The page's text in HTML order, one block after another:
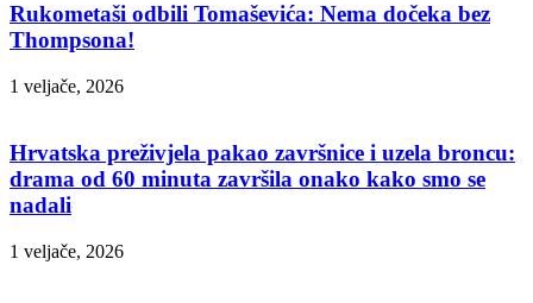
Rukometaši odbili Tomaševića: Nema dočeka bez
Thompsona!
1 veljače, 2026
Hrvatska preživjela pakao završnice i uzela broncu:
drama od 60 minuta završila onako kako smo se
nadali
1 veljače, 2026